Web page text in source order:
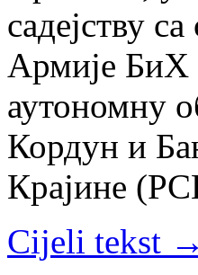
садејству
Армије БиХ
аутономну
Кордун и
Крајине
Cijeli tekst →